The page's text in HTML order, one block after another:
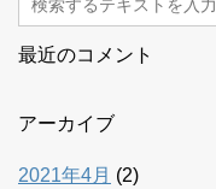
最近のコメント
アーカイブ
2021年4月 (2)